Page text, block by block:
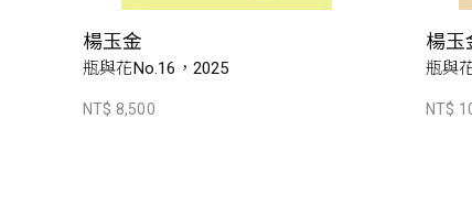
楊玉金
瓶與花No.16，2025
NT$ 8,500
楊玉
瓶與
NT$